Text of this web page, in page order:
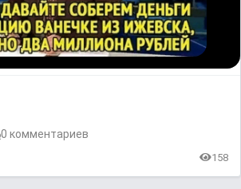
0 комментариев
158